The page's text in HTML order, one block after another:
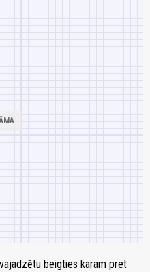
beigties karam pret